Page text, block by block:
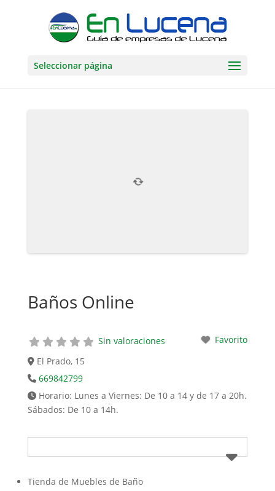
Seleccionar página
Baños Online
Sin valoraciones
Favorito
El Prado, 15
669842799
Horario: Lunes a Viernes: De 10 a 14 y de 17 a 20h.
Sábados: De 10 a 14h.
Tienda de Muebles de Baño